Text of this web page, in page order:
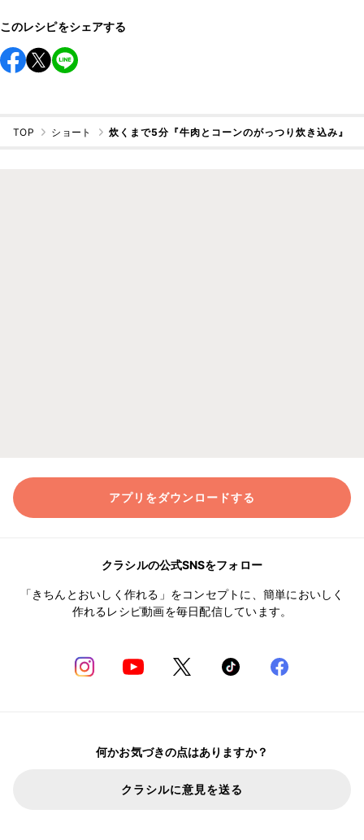
このレシピをシェアする
TOP ショート 炊くまで5分『牛肉とコーンのがっつり炊き込み』
アプリをダウンロードする
クラシルの公式SNSをフォロー
「きちんとおいしく作れる」をコンセプトに、簡単においしく
作れるレシピ動画を毎日配信しています。
何かお気づきの点はありますか？
クラシルに意見を送る